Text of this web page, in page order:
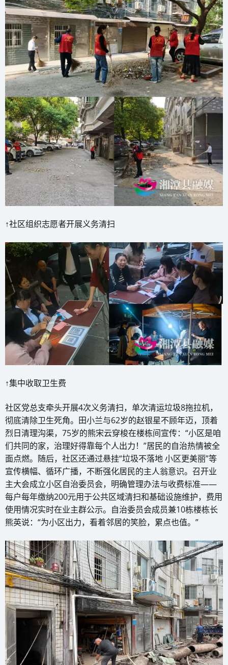
↑社区组织志愿者开展义务清扫
↑集中收取卫生费
社区党总支牵头开展4次义务清扫，单次清运垃圾8拖拉机，
彻底清除卫生死角。田小兰与62岁的赵银星不顾年迈，顶着
烈日清理沟渠，75岁的熊宋云穿梭在楼栋间宣传：“小区是咱
们共同的家，治理好得靠每个人出力！”居民的自治热情被全
面点燃。随后，社区还通过悬挂“垃圾不落地 小区更美丽”等
宣传横幅、循环广播，不断强化居民的主人翁意识。召开业
主大会成立小区自治委员会，明确管理办法与收费标准——
每户每年缴纳200元用于公共区域清扫和基础设施维护，费用
使用情况实时在业主群公示。自治委员会成员兼10栋楼栋长
熊英说：“为小区出力，看着邻居的笑脸，累点也值。”